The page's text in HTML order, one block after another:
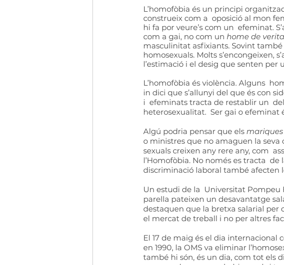
L’homofòbia és un principi
construeix com a  oposició al mon
hi fa por veure’s com un  efeminat.
com a gai, no com un home de
masculinitat asfixiants. Sovint
homosexuals. Molts s’encongeixen,
l’estimació i el desig que senten per
L’homofòbia és violència. Alguns
in dici que s’allunyi del que és con
i  efeminats tracta de restablir un
heterosexualitat.  Ser gai o efeminat
Algú podria pensar que els mariques
o ministres que no amaguen la seva
sexuals creixen any rere any, com
l’Homofòbia. No només es tracta
discriminació laboral també afecten
Un estudi de la  Universitat
parella pateixen un desavantatge
destaquen que la bretxa salarial per
el mercat de treball i no per altres
El 17 de maig és el dia internacional
en 1990, la OMS va eliminar
també hi són, és un dia, com tot els